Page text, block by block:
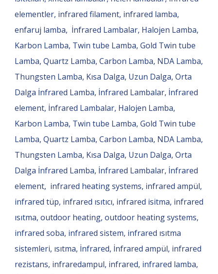
elementler, infrared filament, infrared lamba,
enfaruj lamba, İnfrared Lambalar, Halojen Lamba,
Karbon Lamba, Twin tube Lamba, Gold Twin tube
Lamba, Quartz Lamba, Carbon Lamba, NDA Lamba,
Thungsten Lamba, Kısa Dalga, Uzun Dalga, Orta
Dalga İnfrared Lamba, İnfrared Lambalar, İnfrared
element, İnfrared Lambalar, Halojen Lamba,
Karbon Lamba, Twin tube Lamba, Gold Twin tube
Lamba, Quartz Lamba, Carbon Lamba, NDA Lamba,
Thungsten Lamba, Kısa Dalga, Uzun Dalga, Orta
Dalga İnfrared Lamba, İnfrared Lambalar, İnfrared
element, infrared heating systems, infrared ampül,
infrared tüp, infrared ısıtıcı, infrared isitma, infrared
ısıtma, outdoor heating, outdoor heating systems,
infrared soba, infrared sistem, infrared ısıtma
sistemleri, ısıtma, İnfrared, İnfrared ampül, infrared
rezistans, infraredampul, infrared, infrared lamba,